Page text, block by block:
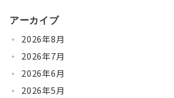
アーカイブ
2026年8月
2026年7月
2026年6月
2026年5月